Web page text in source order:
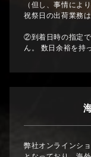
（但し、事情によ
祝祭日の出荷業務
②到着日時の指定
ん。 数日余裕を持
弊社オンラインシ